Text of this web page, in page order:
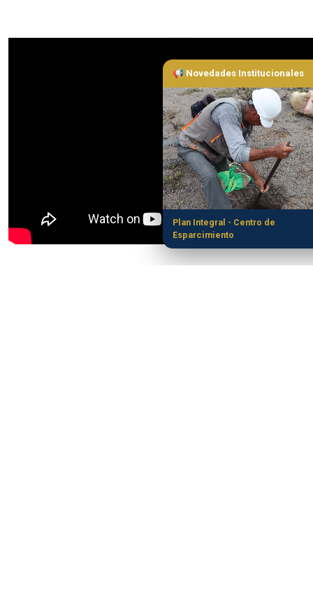
📢 Novedades Institucionales
Plan Integral - Centro de
Esparcimiento